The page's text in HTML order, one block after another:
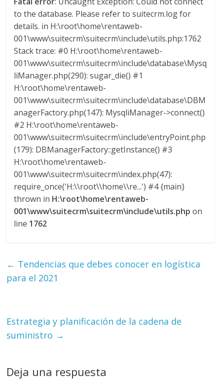
A
S
to the database. Please refer to suitecrm.log for
details. in H:\root\home\rentaweb-
001\www\suitecrm\suitecrm\include\utils.php:1762
Stack trace: #0 H:\root\home\rentaweb-
001\www\suitecrm\suitecrm\include\database\Mysq
liManager.php(290): sugar_die() #1
H:\root\home\rentaweb-
001\www\suitecrm\suitecrm\include\database\DBM
anagerFactory.php(147): MysqliManager->connect()
#2 H:\root\home\rentaweb-
001\www\suitecrm\suitecrm\include\entryPoint.php
(179): DBManagerFactory::getInstance() #3
H:\root\home\rentaweb-
001\www\suitecrm\suitecrm\index.php(47):
require_once('H:\\root\\home\\re...') #4 {main}
thrown in H:\root\home\rentaweb-
001\www\suitecrm\suitecrm\include\utils.php on
line 1762
← Tendencias que debes conocer en logística
para el 2021
Estrategia y planificación de la cadena de
suministro →
Deja una respuesta